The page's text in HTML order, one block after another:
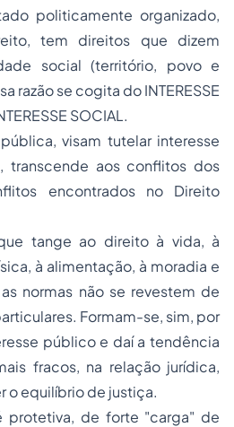
politicamente organizado,
tem direitos que dizem
social (território, povo e
razão se cogita do INTERESSE
SOCIAL.
visam tutelar interesse
transcende aos conflitos dos
encontrados no Direito
tange ao direito à vida, à
à alimentação, à moradia e
normas não se revestem de
Formam-se, sim, por
público e daí a tendência
fracos, na relação jurídica,
o equilíbrio de justiça.
protetiva, de forte "carga" de